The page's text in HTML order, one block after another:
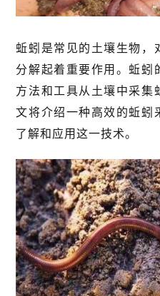
蚯蚓是常见的土壤生物，
分解起着重要作用。蚯蚓
方法和工具从土壤中采集
文将介绍一种高效的蚯蚓
了解和应用这一技术。